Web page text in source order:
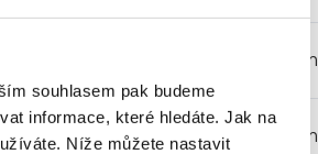
souhlasem pak budeme
informace, které hledáte. Jak na
Níže můžete nastavit
500 m
500 m